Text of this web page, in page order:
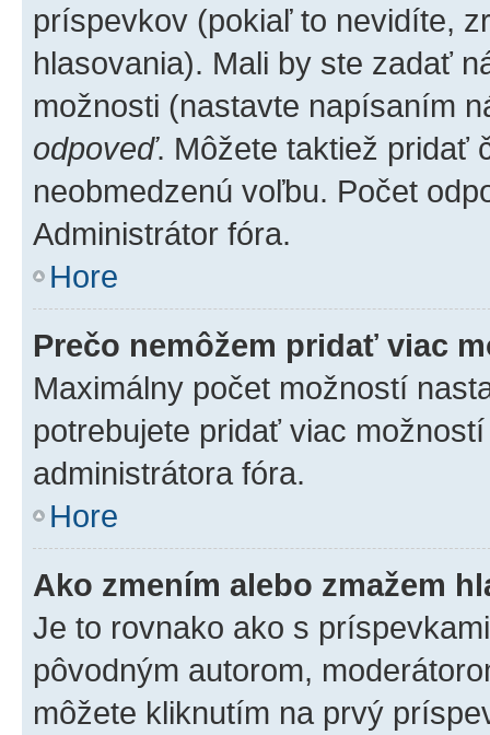
príspevkov (pokiaľ to nevidíte,
hlasovania). Mali by ste zadať
možnosti (nastavte napísaním
odpoveď. Môžete taktiež pridať
neobmedzenú voľbu. Počet
Administrátor fóra.
Hore
Prečo nemôžem pridať viac
Maximálny počet možností
potrebujete pridať viac
administrátora fóra.
Hore
Ako zmením alebo zmažem
Je to rovnako ako s
pôvodným autorom,
môžete kliknutím na prvý